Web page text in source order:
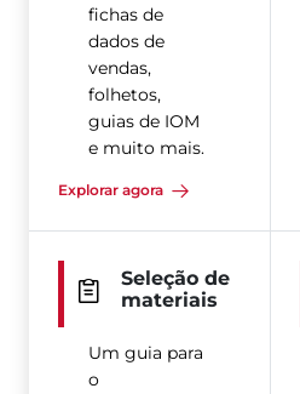
fichas de
dados de
vendas,
folhetos,
guias de IOM
e muito mais.
Explorar agora
Seleção de
materiais
Um guia para
o